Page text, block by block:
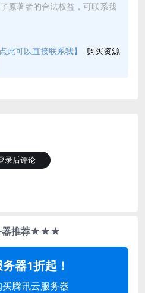
原著者的合法权益，可联系我
点此可以直接联系我】
购买资源
录后评论
器推荐★★★
器1折起！
腾讯云服务器